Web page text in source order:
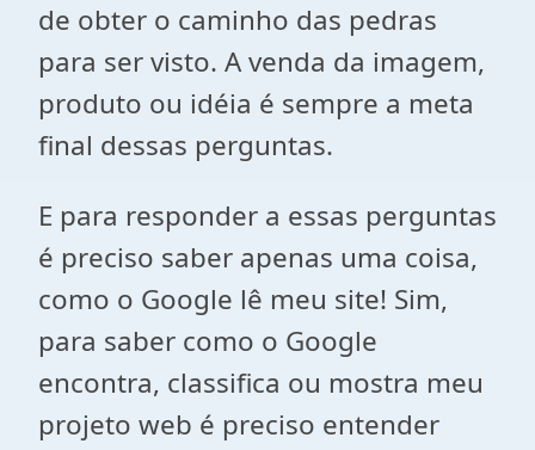
de obter o caminho das pedras
para ser visto. A venda da imagem,
produto ou idéia é sempre a meta
final dessas perguntas.
E para responder a essas perguntas
é preciso saber apenas uma coisa,
como o Google lê meu site! Sim,
para saber como o Google
encontra, classifica ou mostra meu
projeto web é preciso entender